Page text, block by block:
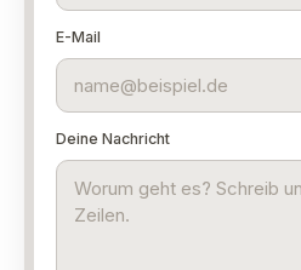
E-Mail
Deine Nachricht